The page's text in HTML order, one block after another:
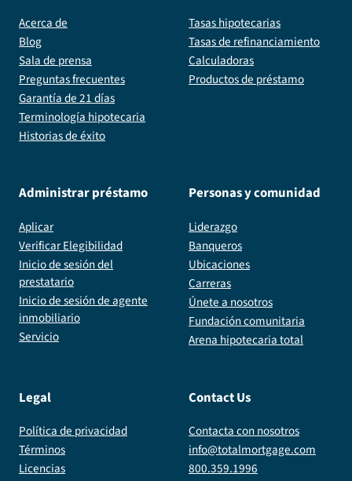
Acerca de
Blog
Sala de prensa
Preguntas frecuentes
Garantía de 21 días
Terminología hipotecaria
Historias de éxito
Tasas hipotecarias
Tasas de refinanciamiento
Calculadoras
Productos de préstamo
Administrar préstamo
Aplicar
Verificar Elegibilidad
Inicio de sesión del
prestatario
Inicio de sesión de agente
inmobiliario
Servicio
Personas y comunidad
Liderazgo
Banqueros
Ubicaciones
Carreras
Únete a nosotros
Fundación comunitaria
Arena hipotecaria total
Legal
Política de privacidad
Términos
Licencias
Contact Us
Contacta con nosotros
info@totalmortgage.com
800.359.1996